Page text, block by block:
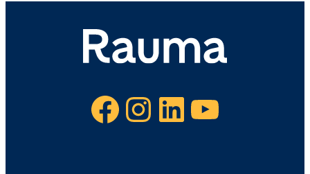
Facebook Instagram LinkedIn YouTube